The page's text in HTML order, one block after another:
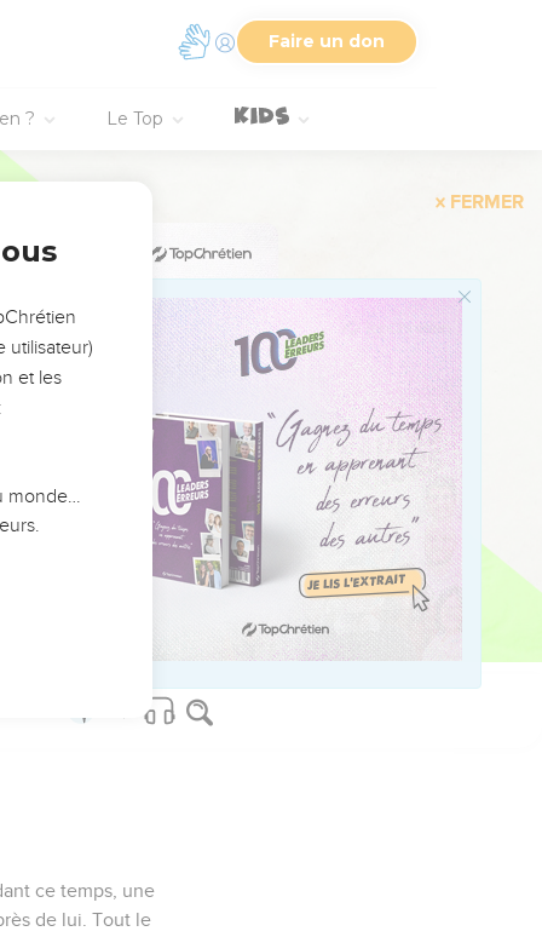
Faire un don
? Le Top
forts, vous
permis de rester
que nous pouvons
d’être encore
tenir en ta
sur www.editionsbiblio.fr
ce temps, une
de lui. Tout le
utilisateur)
et les
monde…